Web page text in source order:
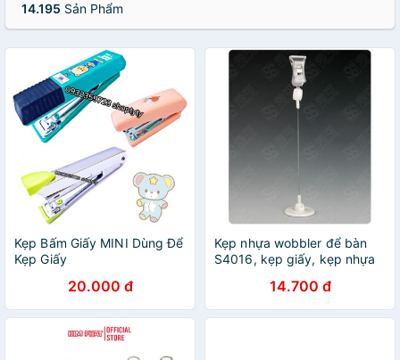
14.195 Sản Phẩm
Kẹp Bấm Giấy MINI Dùng Để
Kẹp Giấy
20.000 đ
Kẹp nhựa wobbler để bàn
S4016, kẹp giấy, kẹp nhựa
14.700 đ